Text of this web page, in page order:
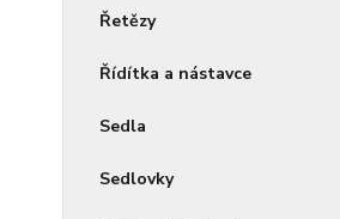
Řetězy
Řídítka a nástavce
Sedla
Sedlovky